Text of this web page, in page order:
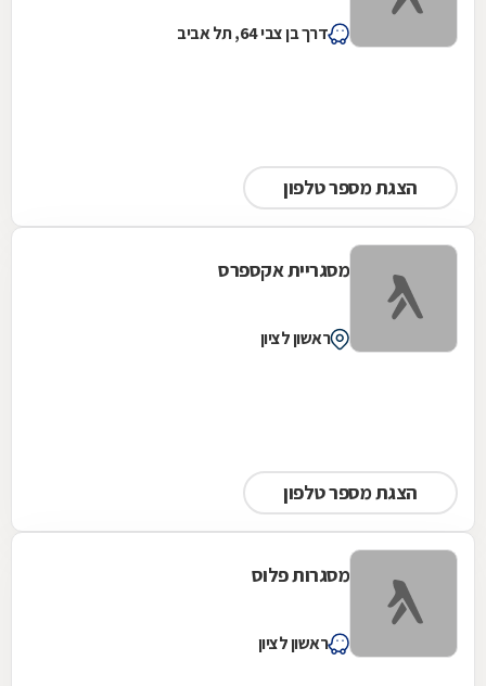
דרך בן צבי 64, תל אביב
הצגת מספר טלפון
מסגריית אקספרס
ראשון לציון
הצגת מספר טלפון
מסגרות פלוס
ראשון לציון